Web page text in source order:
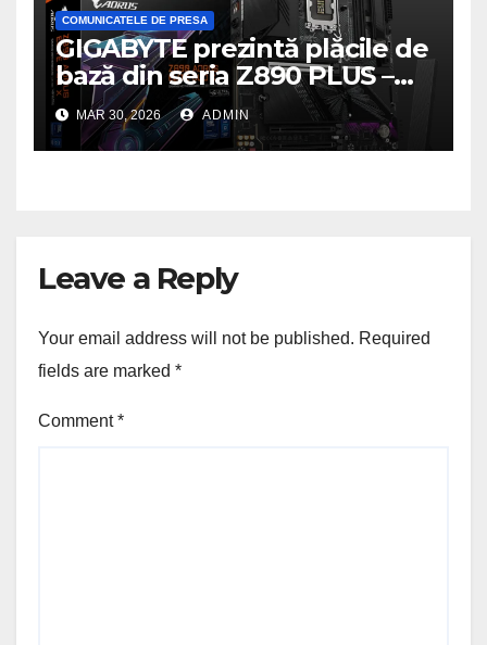
COMUNICATELE DE PRESA
GIGABYTE prezintă plăcile de
bază din seria Z890 PLUS –
performanță de ultimă
generație la un nou nivel
MAR 30, 2026 ADMIN
Leave a Reply
Your email address will not be published. Required
fields are marked *
Comment*